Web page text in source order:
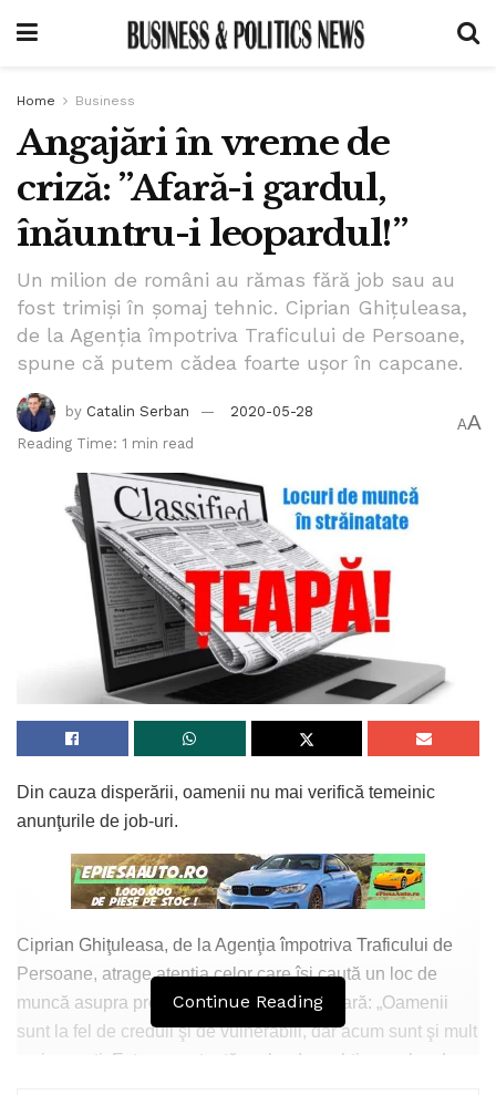
Home Business
Angajări în vreme de
criză: ”Afară-i gardul,
înăuntru-i leopardul!”
Un milion de români au rămas fără job sau au
fost trimişi în şomaj tehnic. Ciprian Ghiţuleasa,
de la Agenţia împotriva Traficului de Persoane,
spune că putem cădea foarte uşor în capcane.
by Catalin Serban
2020-05-28
Reading Time: 1 min read
AA
Din cauza disperării, oamenii nu mai verifică temeinic
anunţurile de job-uri.
Ciprian Ghiţuleasa, de la Agenţia împotriva Traficului de
Persoane, atrage atenția celor care își caută un loc de
muncă asupra problemelor care pot să apară: „Oamenii
sunt la fel de creduli şi de vulnerabili, dar acum sunt şi mult
mai presaţi. Este accentuată graba de a obţine un loc de
Continue Reading